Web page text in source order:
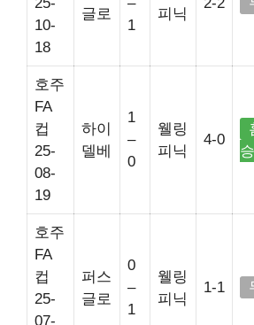
10-
18
글로
1
피닉
호주
FA
컵
25-
08-
19
하이
델베
1
–
0
웰링
피닉
4-0
승
호주
FA
컵
25-
07-
퍼스
글로
0
–
1
웰링
피닉
1-1